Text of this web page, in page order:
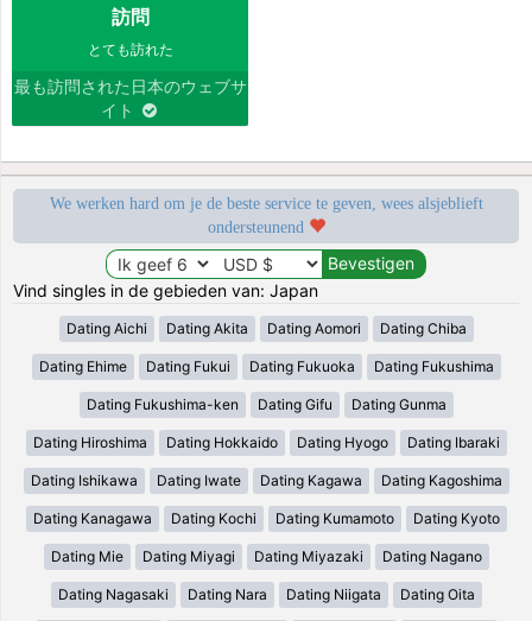
訪問
とても訪れた
最も訪問された日本のウェブサ
イト
We werken hard om je de beste service te geven, wees alsjeblieft
ondersteunend
Vind singles in de gebieden van: Japan
Dating Aichi Dating Akita Dating Aomori Dating Chiba
Dating Ehime Dating Fukui Dating Fukuoka Dating Fukushima
Dating Fukushima-ken Dating Gifu Dating Gunma
Dating Hiroshima Dating Hokkaido Dating Hyogo Dating Ibaraki
Dating Ishikawa Dating Iwate Dating Kagawa Dating Kagoshima
Dating Kanagawa Dating Kochi Dating Kumamoto Dating Kyoto
Dating Mie Dating Miyagi Dating Miyazaki Dating Nagano
Dating Nagasaki Dating Nara Dating Niigata Dating Oita